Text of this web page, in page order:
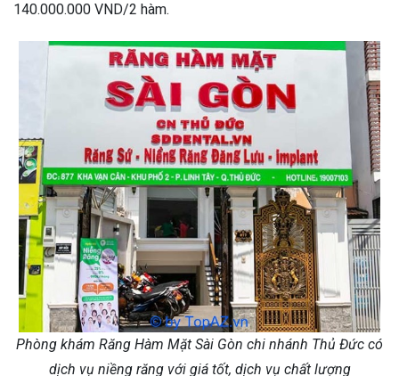
140.000.000 VND/2 hàm.
Phòng khám Răng Hàm Mặt Sài Gòn chi nhánh Thủ Đức có
dịch vụ niềng răng với giá tốt, dịch vụ chất lượng